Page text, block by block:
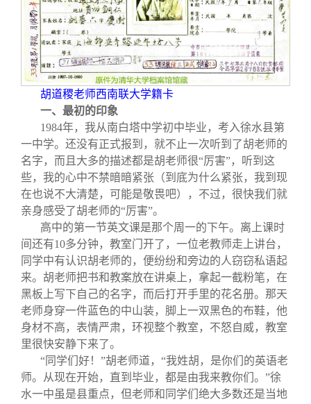
制度法规
联系我们
胡道稷老师西南联大学籍卡
一、最初的印象
1984年，我从南白塔中学初中毕业，考入徐水县第
一中学。还没有正式报到，就不止一次听到了胡老师的
名字，而且大多的描述都是胡老师很“厉害”，听到这
些，我的心中不禁暗暗紧张 （到底为什么紧张，我到现
在也说不大清楚，可能是敬畏吧）
，不过，很快我们就
亲身感受了胡老师的“厉害”。
高中的第一节英文课是那个周一的下午。离上课时
间还有10多分钟，教室门开了，一位老教师走上讲台，
同学中有认识胡老师的，便纷纷和旁边的人窃窃私语起
来。胡老师把书和教案放在讲桌上，拿起一截粉笔，在
黑板上写下自己的名字，而后打开手里的花名册。那天
老师身穿一件蓝色的中山装，脚上一双黑色的布鞋，他
身材不高，表情严肃，环视整个教室，不怒自威，教室
里很快安静下来了。
“同学们好！”胡老师道，“我姓胡，是你们的英语老
师。从现在开始，直到毕业，都是由我来教你们。”徐
水一中虽是县重点，但老师和同学们绝大多数还是当地